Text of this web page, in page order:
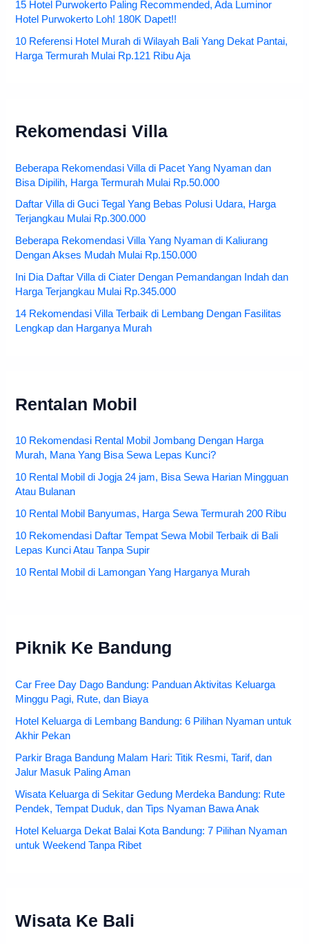
15 Hotel Purwokerto Paling Recommended, Ada Luminor
Hotel Purwokerto Loh! 180K Dapet!!
10 Referensi Hotel Murah di Wilayah Bali Yang Dekat Pantai,
Harga Termurah Mulai Rp.121 Ribu Aja
Rekomendasi Villa
Beberapa Rekomendasi Villa di Pacet Yang Nyaman dan
Bisa Dipilih, Harga Termurah Mulai Rp.50.000
Daftar Villa di Guci Tegal Yang Bebas Polusi Udara, Harga
Terjangkau Mulai Rp.300.000
Beberapa Rekomendasi Villa Yang Nyaman di Kaliurang
Dengan Akses Mudah Mulai Rp.150.000
Ini Dia Daftar Villa di Ciater Dengan Pemandangan Indah dan
Harga Terjangkau Mulai Rp.345.000
14 Rekomendasi Villa Terbaik di Lembang Dengan Fasilitas
Lengkap dan Harganya Murah
Rentalan Mobil
10 Rekomendasi Rental Mobil Jombang Dengan Harga
Murah, Mana Yang Bisa Sewa Lepas Kunci?
10 Rental Mobil di Jogja 24 jam, Bisa Sewa Harian Mingguan
Atau Bulanan
10 Rental Mobil Banyumas, Harga Sewa Termurah 200 Ribu
10 Rekomendasi Daftar Tempat Sewa Mobil Terbaik di Bali
Lepas Kunci Atau Tanpa Supir
10 Rental Mobil di Lamongan Yang Harganya Murah
Piknik Ke Bandung
Car Free Day Dago Bandung: Panduan Aktivitas Keluarga
Minggu Pagi, Rute, dan Biaya
Hotel Keluarga di Lembang Bandung: 6 Pilihan Nyaman untuk
Akhir Pekan
Parkir Braga Bandung Malam Hari: Titik Resmi, Tarif, dan
Jalur Masuk Paling Aman
Wisata Keluarga di Sekitar Gedung Merdeka Bandung: Rute
Pendek, Tempat Duduk, dan Tips Nyaman Bawa Anak
Hotel Keluarga Dekat Balai Kota Bandung: 7 Pilihan Nyaman
untuk Weekend Tanpa Ribet
Wisata Ke Bali